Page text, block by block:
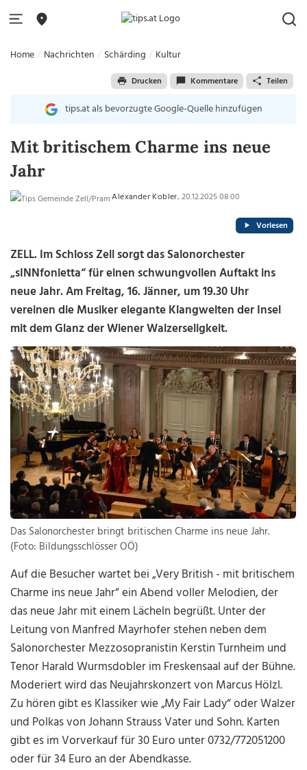
Home Nachrichten Schärding Kultur
Drucken Kommentare Teilen
tips.at als bevorzugte Google-Quelle hinzufügen
Mit britischem Charme ins neue
Jahr
Alexander Kobler, 20.12.2025 08:00
Vorlesen
ZELL. Im Schloss Zell sorgt das Salonorchester
„sINNfonietta“ für einen schwungvollen Auftakt ins
neue Jahr. Am Freitag, 16. Jänner, um 19.30 Uhr
vereinen die Musiker elegante Klangwelten der Insel
mit dem Glanz der Wiener Walzerseligkeit.
Das Salonorchester bringt britischen Charme ins neue Jahr.
(Foto: Bildungsschlösser OÖ)
Auf die Besucher wartet bei „Very British - mit britischem
Charme ins neue Jahr“ ein Abend voller Melodien, der
das neue Jahr mit einem Lächeln begrüßt. Unter der
Leitung von Manfred Mayrhofer stehen neben dem
Salonorchester Mezzosopranistin Kerstin Turnheim und
Tenor Harald Wurmsdobler im Freskensaal auf der Bühne.
Moderiert wird das Neujahrskonzert von Marcus Hölzl.
Zu hören gibt es Klassiker wie „My Fair Lady“ oder Walzer
und Polkas von Johann Strauss Vater und Sohn. Karten
gibt es im Vorverkauf für 30 Euro unter 0732/772051200
oder für 34 Euro an der Abendkasse.